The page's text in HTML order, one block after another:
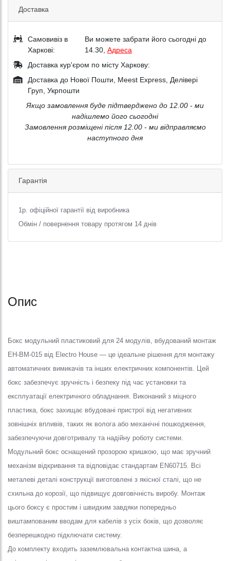
Доставка
Самовивіз в
Харкові:
Ви можете забрати його сьогодні до
14.30, Адреса
Доставка кур'єром по місту Харкову:
Доставка до Нової Пошти, Meest Express, Делівері
Груп, Укрпошти
Якщо замовлення буде підтверджено до 12.00 - ми
надішлемо його сьогодні
Замовлення розміщені після 12.00 - ми відправляємо
наступного дня
Гарантія
1р. офіційної гарантії від виробника
Обмін / повернення товару протягом 14 днів
Опис
Бокс модульний пластиковий для 24 модулів, вбудований монтаж
EH-BM-015 від Electro House — це ідеальне рішення для монтажу
автоматичних вимикачів та інших електричних компонентів. Цей
бокс забезпечує зручність і безпеку під час установки та
експлуатації електричного обладнання. Виконаний з міцного
пластика, бокс захищає вбудовані пристрої від негативних
зовнішніх впливів, таких як волога або механічні пошкодження,
забезпечуючи довготривалу та надійну роботу системи.
Модульний бокс оснащений прозорою кришкою, що має зручний
механізм відкривання та відповідає стандартам EN60715. Всі
металеві деталі конструкції виготовлені з якісної сталі, що не
схильна до корозії, що підвищує довговічність виробу. Монтаж
цього боксу є простим і швидким завдяки попередньо
виштампованим вводам для кабелів з усіх боків, що дозволяє
безперешкодно підключати систему.
До комплекту входить заземлювальна контактна шина, а